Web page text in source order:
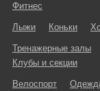
Фитнес
Лыжи Коньки
Тренажерные залы
Клубы и секции
Велоспорт